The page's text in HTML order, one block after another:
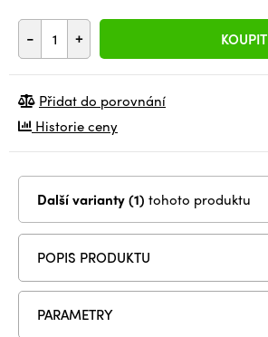
- + KOUPIT
Přidat do porovnání
Historie ceny
Další varianty (1) tohoto produktu
POPIS PRODUKTU
PARAMETRY